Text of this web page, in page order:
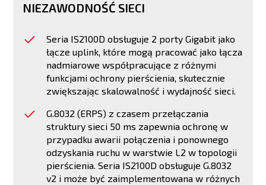
NIEZAWODNOŚĆ SIECI
Seria IS2100D obsługuje 2 porty Gigabit jako
łącze uplink, które mogą pracować jako łącza
nadmiarowe współpracujące z różnymi
funkcjami ochrony pierścienia, skutecznie
zwiększając skalowalność i wydajność sieci.
G.8032 (ERPS) z czasem przełączania
struktury sieci 50 ms zapewnia ochronę w
przypadku awarii połączenia i ponownego
odzyskania ruchu w warstwie L2 w topologii
pierścienia. Seria IS2100D obsługuje G.8032
v2 i może być zaimplementowana w różnych